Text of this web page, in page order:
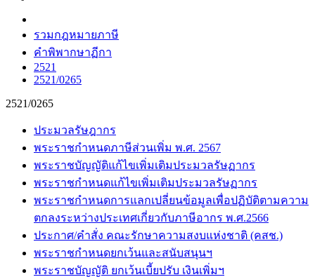
รวมกฎหมายภาษี
คำพิพากษาฏีกา
2521
2521/0265
2521/0265
ประมวลรัษฎากร
พระราชกำหนดภาษีส่วนเพิ่ม พ.ศ. 2567
พระราชบัญญัติแก้ไขเพิ่มเติมประมวลรัษฏากร
พระราชกำหนดแก้ไขเพิ่มเติมประมวลรัษฏากร
พระราชกำหนดการแลกเปลี่ยนข้อมูลเพื่อปฏิบัติตามความ
ตกลงระหว่างประเทศเกี่ยวกับภาษีอากร พ.ศ.2566
ประกาศ/คำสั่ง คณะรักษาความสงบแห่งชาติ (คสช.)
พระราชกำหนดยกเว้นและสนับสนุนฯ
พระราชบัญญัติ ยกเว้นเบี้ยปรับ เงินเพิ่มฯ